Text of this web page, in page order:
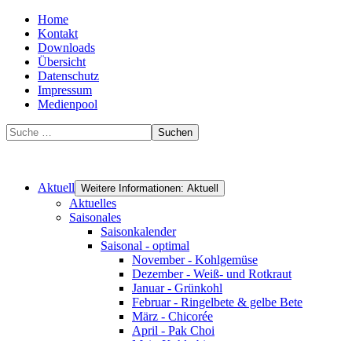
Home
Kontakt
Downloads
Übersicht
Datenschutz
Impressum
Medienpool
Suchen
Aktuell Weitere Informationen: Aktuell
Aktuelles
Saisonales
Saisonkalender
Saisonal - optimal
November - Kohlgemüse
Dezember - Weiß- und Rotkraut
Januar - Grünkohl
Februar - Ringelbete & gelbe Bete
März - Chicorée
April - Pak Choi